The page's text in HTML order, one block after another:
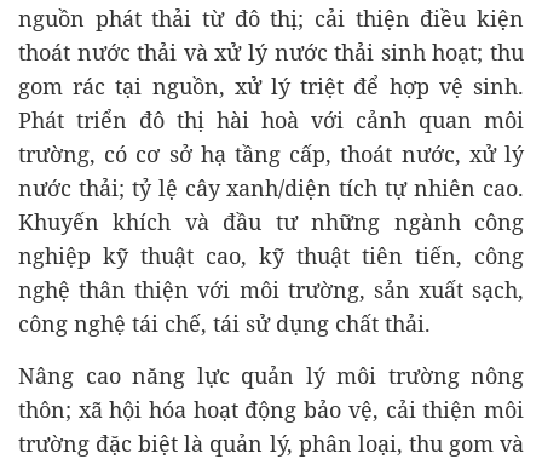
nguồn phát thải từ đô thị; cải thiện điều kiện
thoát nước thải và xử lý nước thải sinh hoạt; thu
gom rác tại nguồn, xử lý triệt để hợp vệ sinh.
Phát triển đô thị hài hoà với cảnh quan môi
trường, có cơ sở hạ tầng cấp, thoát nước, xử lý
nước thải; tỷ lệ cây xanh/diện tích tự nhiên cao.
Khuyến khích và đầu tư những ngành công
nghiệp kỹ thuật cao, kỹ thuật tiên tiến, công
nghệ thân thiện với môi trường, sản xuất sạch,
công nghệ tái chế, tái sử dụng chất thải.
Nâng cao năng lực quản lý môi trường nông
thôn; xã hội hóa hoạt động bảo vệ, cải thiện môi
trường đặc biệt là quản lý, phân loại, thu gom và